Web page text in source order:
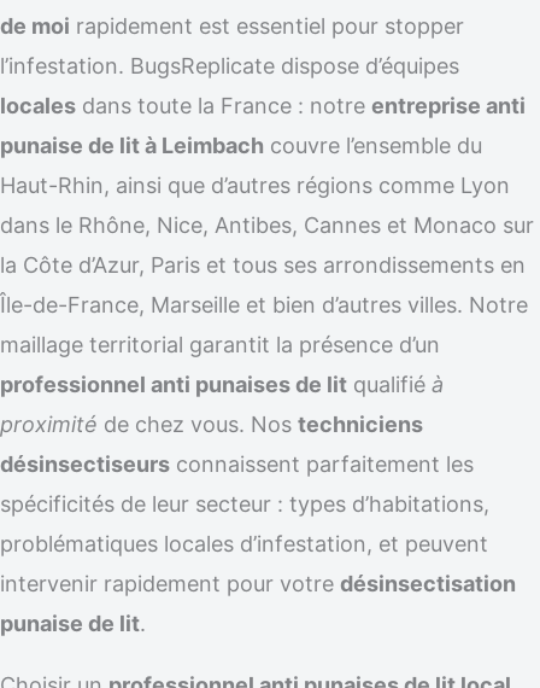
de moi rapidement est essentiel pour stopper
l’infestation. BugsReplicate dispose d’équipes
locales dans toute la France : notre entreprise anti
punaise de lit à Leimbach couvre l’ensemble du
Haut-Rhin, ainsi que d’autres régions comme Lyon
dans le Rhône, Nice, Antibes, Cannes et Monaco sur
la Côte d’Azur, Paris et tous ses arrondissements en
Île-de-France, Marseille et bien d’autres villes. Notre
maillage territorial garantit la présence d’un
professionnel anti punaises de lit qualifié à
proximité de chez vous. Nos techniciens
désinsectiseurs connaissent parfaitement les
spécificités de leur secteur : types d’habitations,
problématiques locales d’infestation, et peuvent
intervenir rapidement pour votre désinsectisation
punaise de lit.